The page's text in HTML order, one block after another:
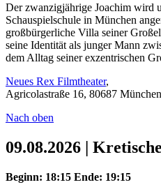
Der zwanzigjährige Joachim wird
Schauspielschule in München
großbürgerliche Villa seiner
seine Identität als junger Mann
dem Alltag seiner exzentrischen
Neues Rex Filmtheater,
Agricolastraße 16, 80687 München
Nach oben
09.08.2026 |
Beginn: 18:15 Ende: 19:15